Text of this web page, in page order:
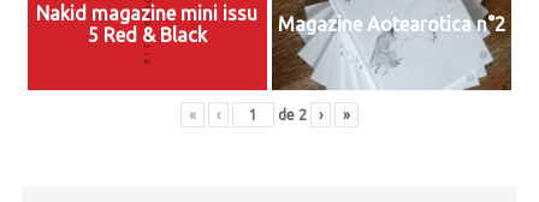
Nakid magazine mini issu
5 Red & Black
Magazine Aotearotica n°2
« ‹ de 2 › »